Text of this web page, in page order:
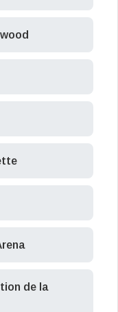
de la